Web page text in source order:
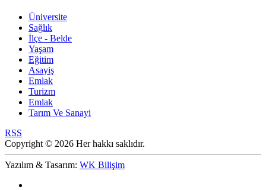
Üniversite
Sağlık
İlçe - Belde
Yaşam
Eğitim
Asayiş
Emlak
Turizm
Emlak
Tarım Ve Sanayi
RSS
Copyright © 2026 Her hakkı saklıdır.
Yazılım & Tasarım: WK Bilişim